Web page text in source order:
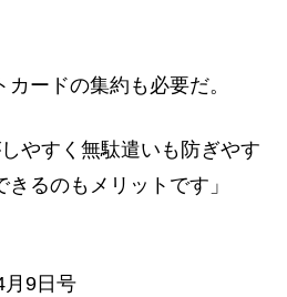
ードの集約も必要だ。
やすく無駄遣いも防ぎやす
るのもメリットです」
9日号